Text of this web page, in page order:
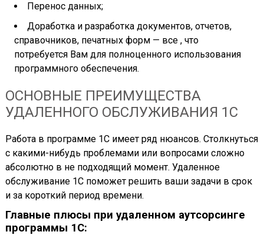
Перенос данных;
Доработка и разработка документов, отчетов,
справочников, печатных форм — все , что
потребуется Вам для полноценного использования
программного обеспечения.
ОСНОВНЫЕ ПРЕИМУЩЕСТВА
УДАЛЕННОГО ОБСЛУЖИВАНИЯ 1С
Работа в программе 1С имеет ряд нюансов. Столкнуться
с какими-нибудь проблемами или вопросами сложно
абсолютно в не подходящий момент. Удаленное
обслуживание 1С поможет решить ваши задачи в срок
и за короткий период времени.
Главные плюсы при удаленном аутсорсинге
программы 1С: